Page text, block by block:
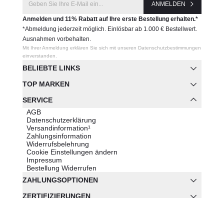
BELIEBTE LINKS
TOP MARKEN
SERVICE
AGB
Datenschutzerklärung
Versandinformation¹
Zahlungsinformation
Widerrufsbelehrung
Cookie Einstellungen ändern
Impressum
Bestellung Widerrufen
ANMELDEN
Anmelden und 11% Rabatt auf Ihre erste Bestellung erhalten.*
*Abmeldung jederzeit möglich. Einlösbar ab 1.000 € Bestellwert.
Ausnahmen vorbehalten.
Mit Ihrer Anmeldung erklären Sie sich mit unseren Datenschutzbestimmungen
einverstanden.
ZAHLUNGSOPTIONEN
ZERTIFIZIERUNGEN